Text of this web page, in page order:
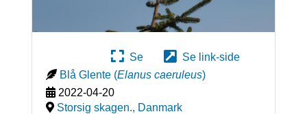
Se
Se link-side
Blå Glente (Elanus caeruleus)
2022-04-20
Storsig skagen., Danmark